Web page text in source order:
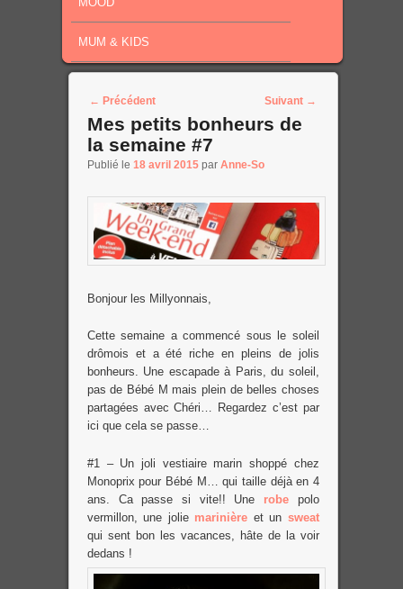
MUM & KIDS
Post navigation
← Précédent Suivant →
Mes petits bonheurs de
la semaine #7
Publié le 18 avril 2015 par Anne-So
Bonjour les Millyonnais,
Cette semaine a commencé sous le soleil
drômois et a été riche en pleins de jolis
bonheurs. Une escapade à Paris, du soleil,
pas de Bébé M mais plein de belles choses
partagées avec Chéri… Regardez c’est par
ici que cela se passe…
#1 – Un joli vestiaire marin shoppé chez
Monoprix pour Bébé M… qui taille déjà en 4
ans. Ca passe si vite!! Une robe
polo
vermillon, une jolie marinière et un sweat
qui sent bon les vacances, hâte de la voir
dedans !